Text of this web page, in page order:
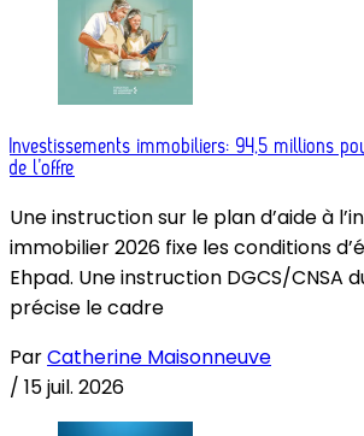
Investissements immobiliers: 94,5 millions
de l’offre
Une instruction sur le plan d’aide à
immobilier 2026 fixe les conditions
Ehpad. Une instruction DGCS/CNSA
précise le cadre
ParCatherine Maisonneuve
/ 15 juil. 2026